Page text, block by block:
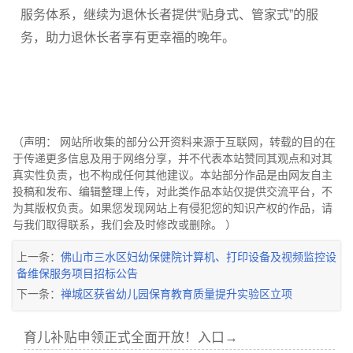
服务体系，继续为退休长者提供“贴身式、管家式”的服
务，助力退休长者享有更幸福的晚年。
（声明： 网站所收集的部分公开资料来源于互联网，转载的目的在
于传递更多信息及用于网络分享，并不代表本站赞同其观点和对其
真实性负责，也不构成任何其他建议。本站部分作品是由网友自主
投稿和发布、编辑整理上传，对此类作品本站仅提供交流平台，不
为其版权负责。如果您发现网站上有侵犯您的知识产权的作品，请
与我们取得联系，我们会及时修改或删除。 ）
上一条： 佛山市三水区妇幼保健院计算机、打印设备及视频监控设
备维保服务项目招标公告
下一条： 禅城区获省幼儿园保育教育质量提升实验区立项
育儿补贴申领正式全面开放！入口→